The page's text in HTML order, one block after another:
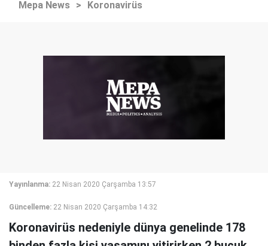
Mepa News > Koronavirüs
Yayınlanma: 22 Nisan 2020 Çarşamba 13:57
Güncelleme: 22 Nisan 2020 Çarşamba 14:32
Koronavirüs nedeniyle dünya genelinde 178